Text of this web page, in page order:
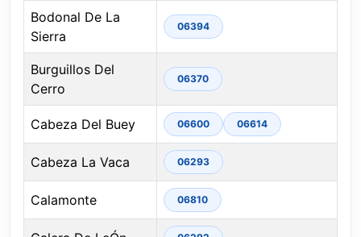
Bodonal De La
Sierra
06394
Burguillos Del
Cerro
06370
Cabeza Del Buey 06600 06614
Cabeza La Vaca 06293
Calamonte 06810